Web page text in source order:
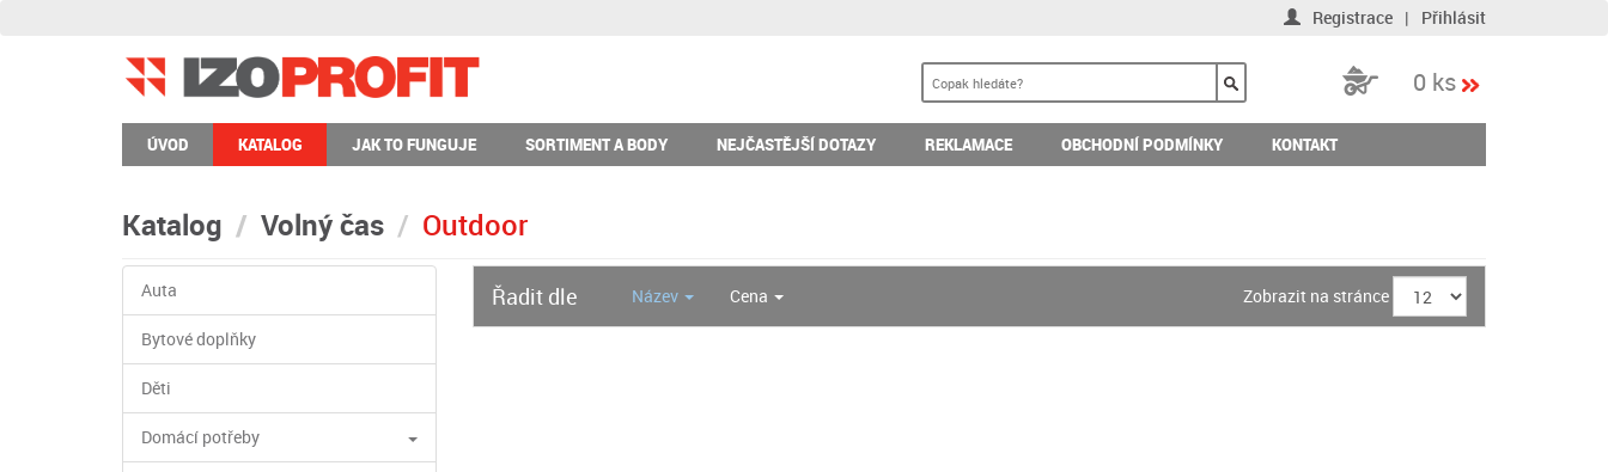
Registrace | Přihlásit
0 ks
ÚVOD KATALOG JAK TO FUNGUJE SORTIMENT A BODY NEJČASTĚJŠÍ DOTAZY REKLAMACE OBCHODNÍ PODMÍNKY KONTAKT
Katalog Volný čas Outdoor
Auta
Bytové doplňky
Děti
Domácí potřeby
Řadit dle Název Cena Zobrazit na stránce